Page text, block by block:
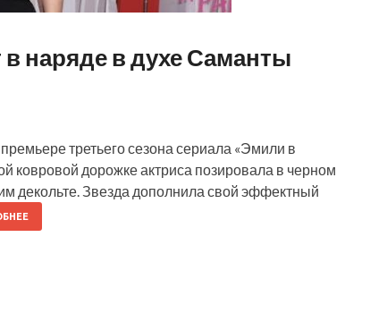
наряде в духе Саманты
третьего сезона сериала «Эмили в
ковровой дорожке актриса позировала в черном
декольте. Звезда дополнила свой эффектный